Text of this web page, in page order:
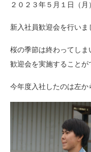
２０２３年５月１日（月）
新入社員歓迎会を行いま
桜の季節は終わってし
歓迎会を実施することが
今年度入社したのは左か